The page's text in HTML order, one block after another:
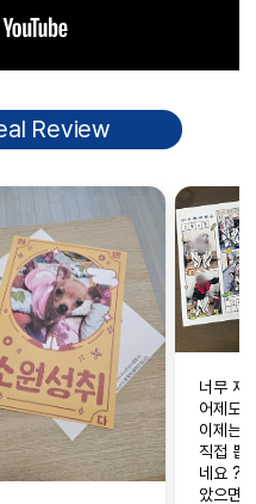
Review
무 재밌어요 ㅎㅎ
제도 인생네컷찍었는데
이제는 찍으러가지 않고도
접 뽑을 수 있으니 남 좋
요 ?? 프레임이 좀 더 많